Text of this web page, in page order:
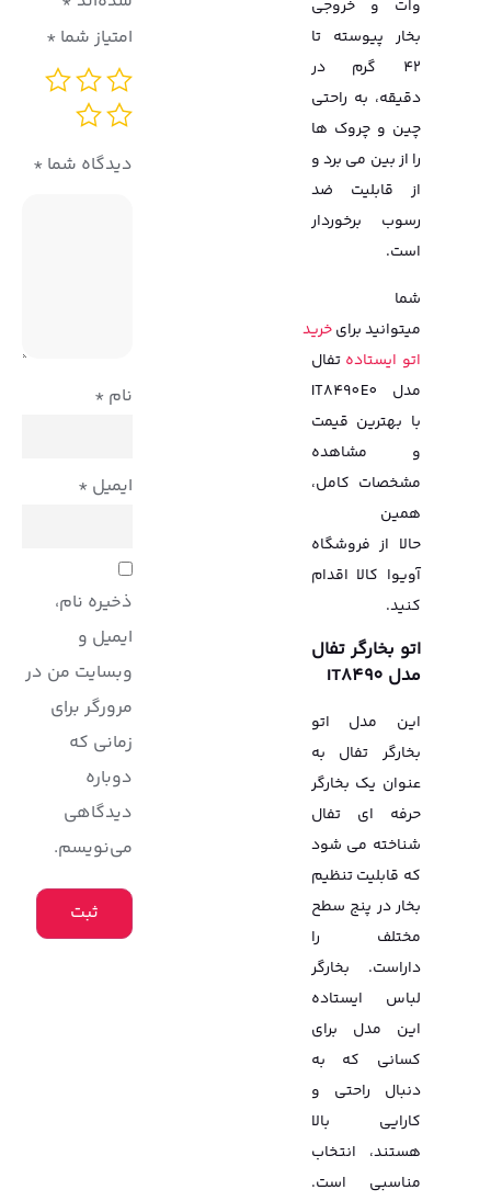
وات و خروجی
بخار پیوسته تا
42 گرم در
دقیقه، به راحتی
چین و چروک ها
را از بین می برد و
از قابلیت ضد
رسوب برخوردار
است.
شما
میتوانید برایخرید
اتو ایستاده تفال
مدل IT8490E0
با بهترین قیمت
و مشاهده
مشخصات کامل،
همین
حالا از فروشگاه
آویوا کالا اقدام
کنید.
اتو بخارگر تفال
مدل IT8490
این مدل اتو
بخارگر تفال به
عنوان یک بخارگر
حرفه ای تفال
شناخته می شود
که قابلیت تنظیم
بخار در پنج سطح
مختلف را
داراست. بخارگر
لباس ایستاده
این مدل برای
کسانی که به
دنبال راحتی و
کارایی بالا
هستند، انتخاب
مناسبی است.
امتیاز شما *
دیدگاه شما *
نام *
ایمیل *
ذخیره نام،
ایمیل و
وبسایت من در
مرورگر برای
زمانی که
دوباره
دیدگاهی
می‌نویسم.